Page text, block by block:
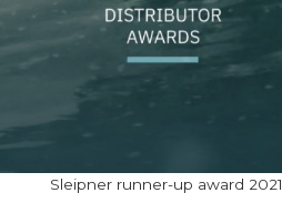
Sleipner runner-up award 2021